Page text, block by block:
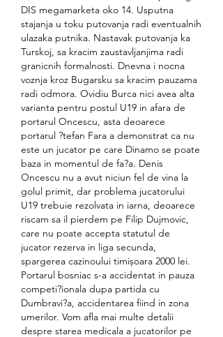
DIS megamarketa oko 14. Usputna
stajanja u toku putovanja radi eventualnih
ulazaka putnika. Nastavak putovanja ka
Turskoj, sa kracim zaustavljanjima radi
granicnih formalnosti. Dnevna i nocna
voznja kroz Bugarsku sa kracim pauzama
radi odmora. Ovidiu Burca nici avea alta
varianta pentru postul U19 in afara de
portarul Oncescu, asta deoarece
portarul ?tefan Fara a demonstrat ca nu
este un jucator pe care Dinamo se poate
baza in momentul de fa?a. Denis
Oncescu nu a avut niciun fel de vina la
golul primit, dar problema jucatorului
U19 trebuie rezolvata in iarna, deoarece
riscam sa il pierdem pe Filip Dujmovic,
care nu poate accepta statutul de
jucator rezerva in liga secunda,
spargerea cazinoului timișoara 2000 lei.
Portarul bosniac s-a accidentat in pauza
competi?ionala dupa partida cu
Dumbravi?a, accidentarea fiind in zona
umerilor. Vom afla mai multe detalii
despre starea medicala a jucatorilor pe